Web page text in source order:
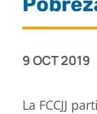
9 OCT 2019
La FCCJJ